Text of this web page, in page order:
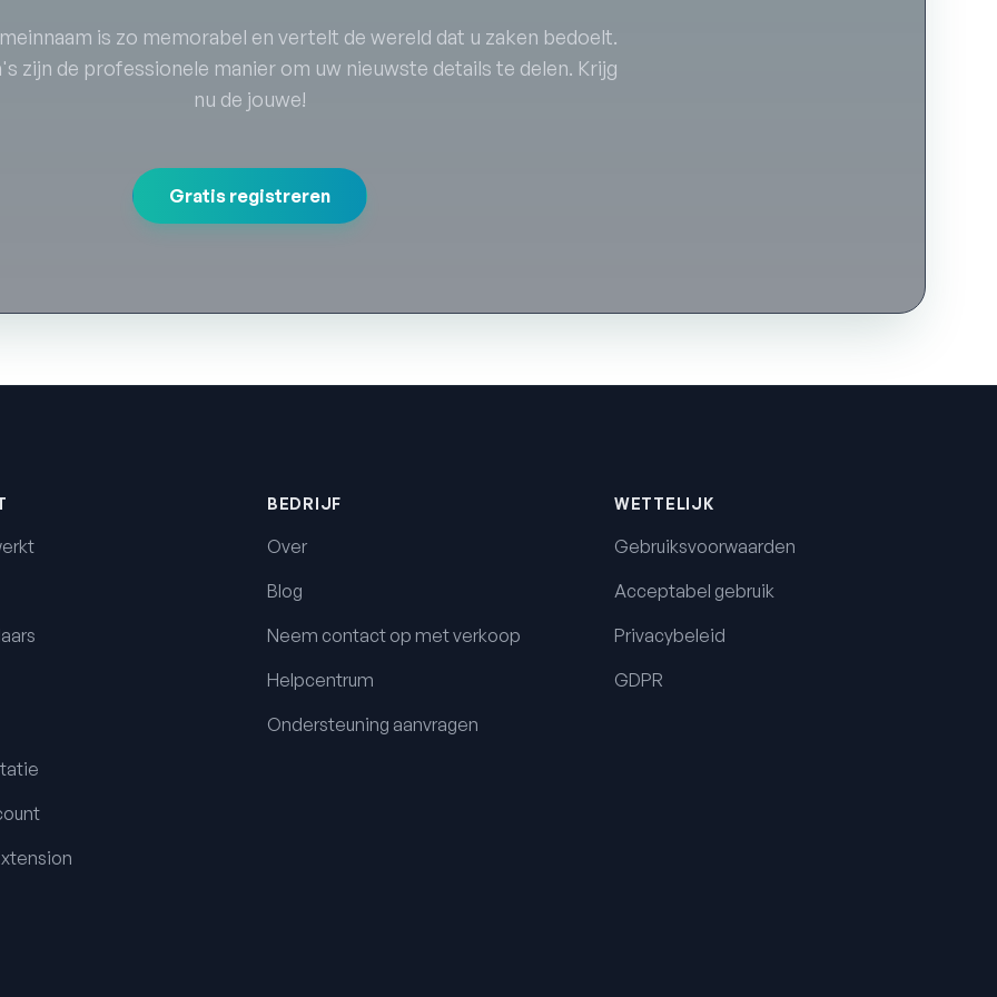
is zo memorabel en vertelt de wereld dat u zaken bedoelt.
zijn de professionele manier om uw nieuwste details te delen. Krijg
nu de jouwe!
Gratis registreren
BEDRIJF
Over
Blog
Neem contact op met verkoop
Helpcentrum
Ondersteuning aanvragen
WETTELIJK
Gebruiksvoorwaarden
Acceptabel gebruik
Privacybeleid
GDPR